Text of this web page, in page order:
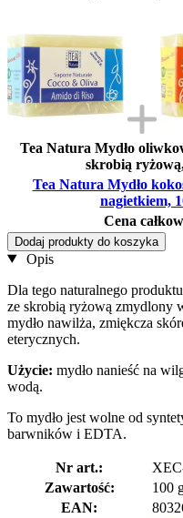
Tea Natura Mydło
skrobią
Tea Natura Mydło
nagietkiem,
Cena
Dodaj produkty do koszyka
Opis
Dla tego naturalnego
ze skrobią ryżową zmydlony
mydło nawilża, zmiękcza
eterycznych.
Użycie: mydło nanieść na
wodą.
To mydło jest wolne od
barwników i EDTA.
Nr art.:
Zawartość:
100
EAN: